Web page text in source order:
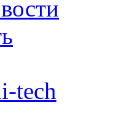
tech